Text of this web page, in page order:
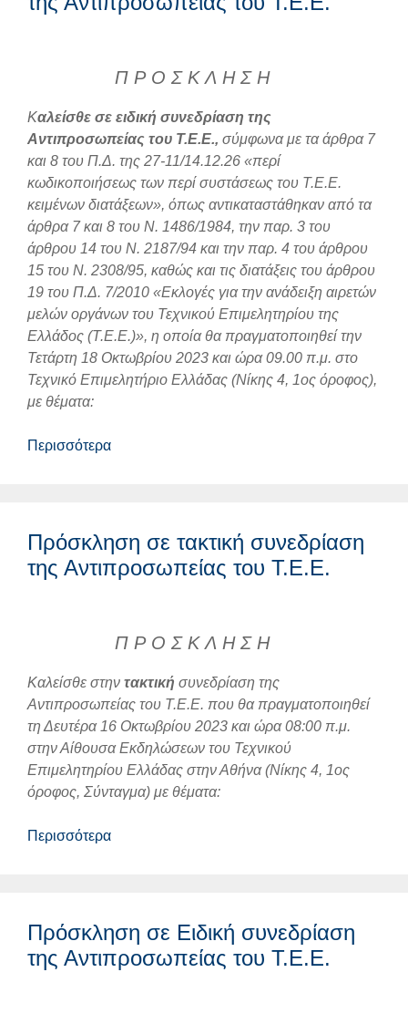
Π Ρ Ο Σ Κ Λ Η Σ Η
Καλείσθε σε ειδική συνεδρίαση της
Αντιπροσωπείας του Τ.Ε.Ε., σύμφωνα με τα άρθρα 7
και 8 του Π.Δ. της 27-11/14.12.26 «περί
κωδικοποιήσεως των περί συστάσεως του Τ.Ε.Ε.
κειμένων διατάξεων», όπως αντικαταστάθηκαν από τα
άρθρα 7 και 8 του Ν. 1486/1984, την παρ. 3 του
άρθρου 14 του Ν. 2187/94 και την παρ. 4 του άρθρου
15 του Ν. 2308/95, καθώς και τις διατάξεις του άρθρου
19 του Π.Δ. 7/2010 «Εκλογές για την ανάδειξη αιρετών
μελών οργάνων του Τεχνικού Επιμελητηρίου της
Ελλάδος (Τ.Ε.Ε.)», η οποία θα πραγματοποιηθεί την
Τετάρτη 18 Οκτωβρίου 2023 και ώρα 09.00 π.μ. στο
Τεχνικό Επιμελητήριο Ελλάδας (Νίκης 4, 1ος όροφος),
με θέματα:
Περισσότερα
Πρόσκληση σε τακτική συνεδρίαση
της Αντιπροσωπείας του Τ.Ε.Ε.
Π Ρ Ο Σ Κ Λ Η Σ Η
Καλείσθε στην τακτική συνεδρίαση της
Αντιπροσωπείας του Τ.Ε.Ε. που θα πραγματοποιηθεί
τη Δευτέρα 16 Οκτωβρίου 2023 και ώρα 08:00 π.μ.
στην Αίθουσα Εκδηλώσεων του Τεχνικού
Επιμελητηρίου Ελλάδας στην Αθήνα (Νίκης 4, 1ος
όροφος, Σύνταγμα) με θέματα:
Περισσότερα
Πρόσκληση σε Ειδική συνεδρίαση
της Αντιπροσωπείας του Τ.Ε.Ε.